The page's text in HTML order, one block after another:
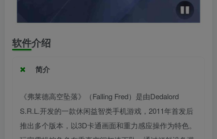
软件介绍
简介
《弗莱德高空坠落》（Falling Fred）是由Dedalord
S.R.L.开发的一款休闲益智类手机游戏，2011年首发后
推出多个版本，以3D卡通画面和重力感应操作为特色。